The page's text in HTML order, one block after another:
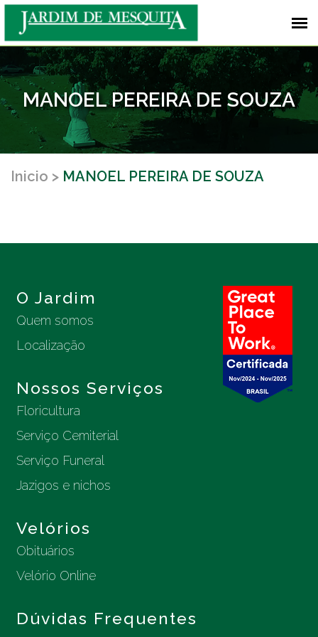
MANOEL PEREIRA DE SOUZA
Inicio MANOEL PEREIRA DE SOUZA
O Jardim
Quem somos
Localização
Nossos Serviços
Floricultura
Serviço Cemiterial
Serviço Funeral
Jazigos e nichos
Velórios
Obituários
Velório Online
Dúvidas Frequentes